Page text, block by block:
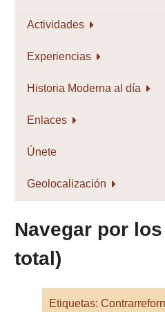
Actividades
Experiencias
Historia Moderna al día
Enlaces
Únete
Geolocalización
Navegar por
total)
Etiquetas: